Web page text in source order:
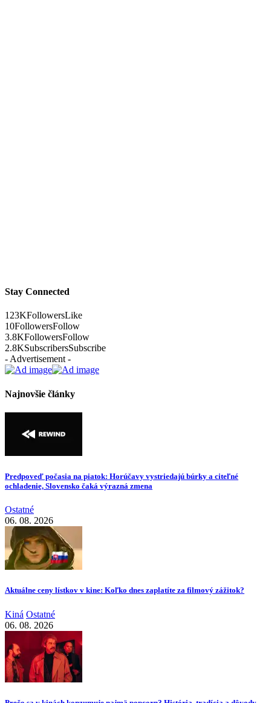
Stay Connected
123KFollowersLike
10FollowersFollow
3.8KFollowersFollow
2.8KSubscribersSubscribe
- Advertisement -
Najnovšie články
Predpoveď počasia na piatok: Horúčavy vystriedajú búrky a citeľné
ochladenie, Slovensko čaká výrazná zmena
Ostatné
06. 08. 2026
Aktuálne ceny lístkov v kine: Koľko dnes zaplatíte za filmový zážitok?
Kiná Ostatné
06. 08. 2026